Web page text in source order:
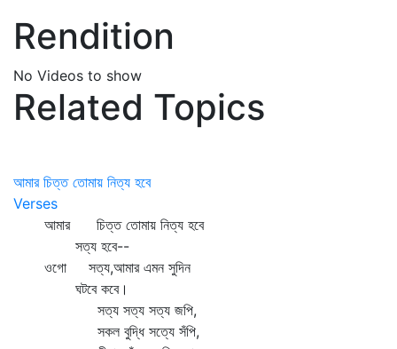
Rendition
No Videos to show
Related Topics
আমার চিত্ত তোমায় নিত্য হবে
Verses
আমার চিত্ত তোমায় নিত্য হবে
সত্য হবে--
ওগো সত্য,আমার এমন সুদিন
ঘটবে কবে।
সত্য সত্য সত্য জপি,
সকল বুদ্ধি সত্যে সঁপি,